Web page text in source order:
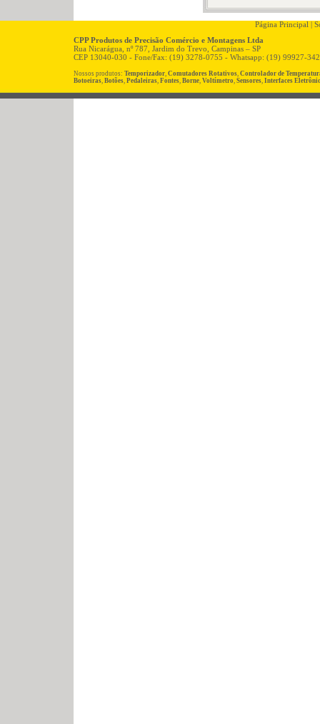
Página Principal |
CPP Produtos de Precisão Comércio e Montagens Ltda
Rua Nicarágua, nº 787, Jardim do Trevo, Campinas – SP
CEP 13040-030 - Fone/Fax: (19) 3278-0755 - Whatsapp: (19) 99927-
Nossos produtos: Temporizador, Comutadores Rotativos, Controlador de
Botoeiras, Botões, Pedaleiras, Fontes, Borne, Voltímetro, Sensores, Interfaces